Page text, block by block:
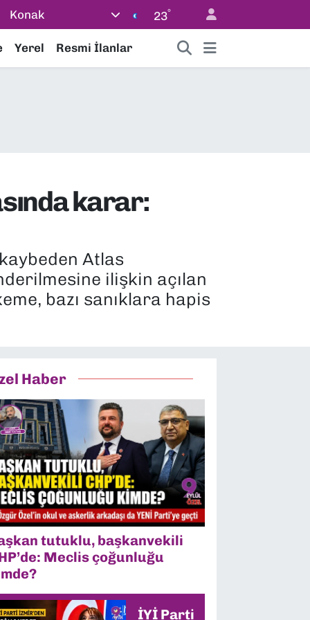
Konak 23°
Yerel Resmi İlanlar
karar:
kaybeden Atlas
ilişkin açılan
bazı sanıklara hapis
Haber
tutuklu, başkanvekili
Meclis çoğunluğu
İYİ Parti